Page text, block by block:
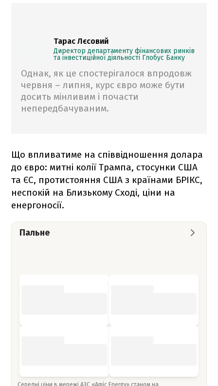
Тарас Лєсовий
Директор департаменту фінансових ринків
та інвестиційної діяльності Глобус Банку
Однак, як це спостерігалося впродовж
червня – липня, курс євро може бути
досить мінливим і почасти
непередбачуваним.
Що впливатиме на співвідношення долара
до євро: митні колії Трампа, стосунки США
та ЄС, протистояння США з країнами БРІКС,
неспокій на Близькому Сході, ціни на
енергоносії.
Пальне
Середні ціни в мережі АЗС «Amic Energy» станом на